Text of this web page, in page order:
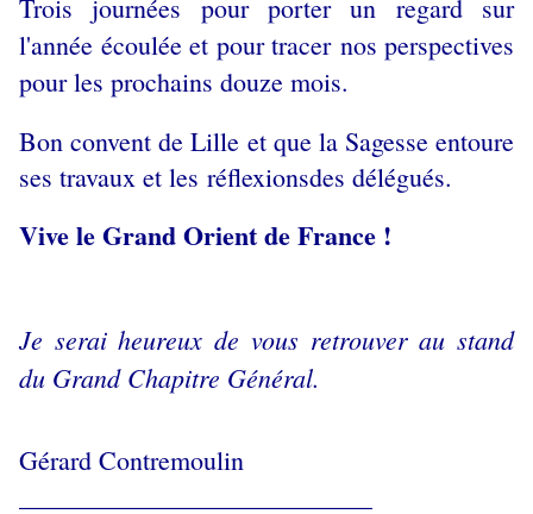
Trois journées pour porter un regard sur
l'année écoulée et pour tracer nos perspectives
pour les prochains douze mois.
Bon convent de Lille et que la Sagesse entoure
ses travaux et les réflexionsdes délégués.
Vive le Grand Orient de France !
Je serai heureux de vous retrouver au stand
du Grand Chapitre Général.
Gérard Contremoulin